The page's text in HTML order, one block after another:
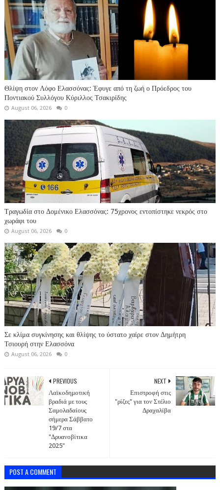
Θλίψη στον Λόφο Ελασσόνας: Έφυγε από τη ζωή ο Πρόεδρος του
Ποντιακού Συλλόγου Κύριλλος Τσακιρίδης
August 06, 2026 0
Τραγωδία στο Δομένικο Ελασσόνας: 75χρονος εντοπίστηκε νεκρός στο
χωράφι του
August 06, 2026 0
Σε κλίμα συγκίνησης και θλίψης το ύστατο χαίρε στον Δημήτρη
Τσιουρή στην Ελασσόνα
August 06, 2026 0
NEXT
Επιστροφή στις
"ρίζες" για τον Στέλιο
Δραχαλίβα
PREVIOUS
Λαϊκοδημοτική
βραδιά με τους
Σαμολαδαίους
σήμερα Σάββατο
19/7 στα
"Δρυανοβίτικα
2025"
POST A COMMENT